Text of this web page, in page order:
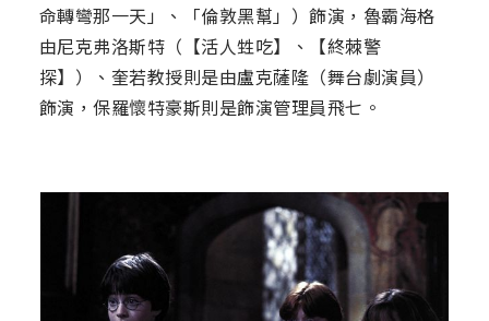
命轉彎那一天」、「倫敦黑幫」）飾演，魯霸海格
由尼克弗洛斯特（【活人甡吃】、【終棘警
探】）、奎若教授則是由盧克薩隆（舞台劇演員）
飾演，保羅懷特豪斯則是飾演管理員飛七。